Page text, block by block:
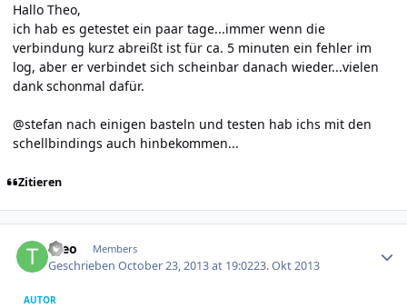
Hallo Theo,
ich hab es getestet ein paar tage...immer wenn die
verbindung kurz abreißt ist für ca. 5 minuten ein fehler im
log, aber er verbindet sich scheinbar danach wieder...vielen
dank schonmal dafür.
@stefan nach einigen basteln und testen hab ichs mit den
schellbindings auch hinbekommen...
Zitieren
theo Members
GeschriebenOctober 23, 2013 at 19:0223. Okt 2013
AUTOR